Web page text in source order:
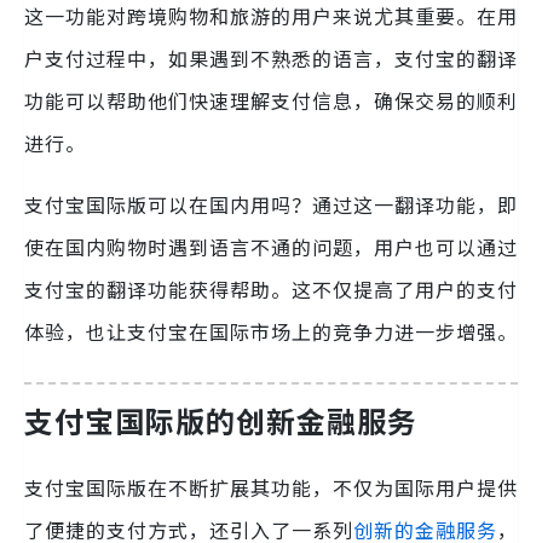
这一功能对跨境购物和旅游的用户来说尤其重要。在用
户支付过程中，如果遇到不熟悉的语言，支付宝的翻译
功能可以帮助他们快速理解支付信息，确保交易的顺利
进行。
支付宝国际版可以在国内用吗？通过这一翻译功能，即
使在国内购物时遇到语言不通的问题，用户也可以通过
支付宝的翻译功能获得帮助。这不仅提高了用户的支付
体验，也让支付宝在国际市场上的竞争力进一步增强。
支付宝国际版的创新金融服务
支付宝国际版在不断扩展其功能，不仅为国际用户提供
了便捷的支付方式，还引入了一系列创新的金融服务，